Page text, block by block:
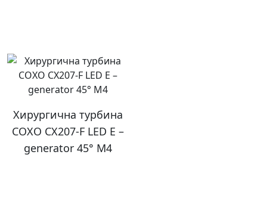
Хирургична турбина
COXO CX207-F LED E –
generator 45° М4